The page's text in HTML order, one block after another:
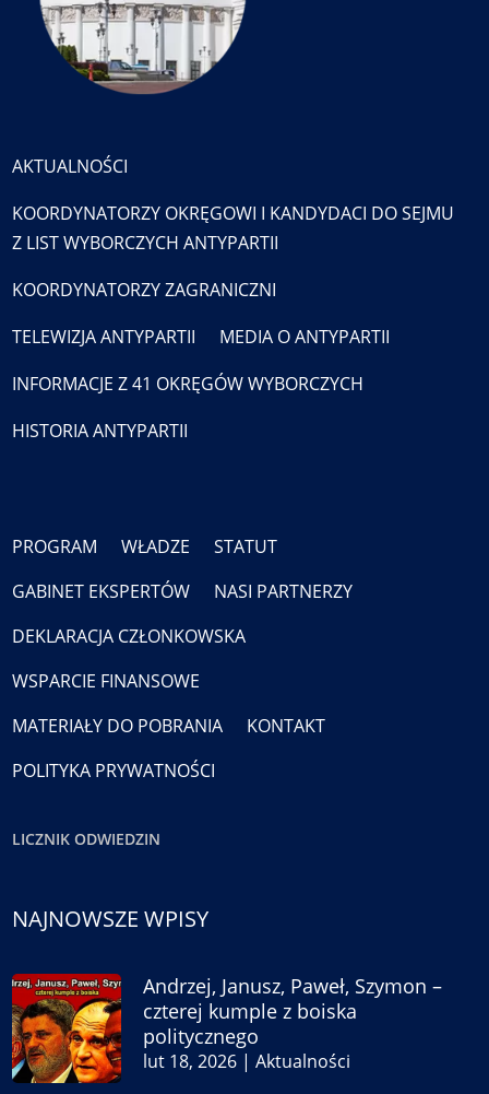
AKTUALNOŚCI
KOORDYNATORZY OKRĘGOWI I KANDYDACI DO SEJMU
Z LIST WYBORCZYCH ANTYPARTII
KOORDYNATORZY ZAGRANICZNI
TELEWIZJA ANTYPARTII
MEDIA O ANTYPARTII
INFORMACJE Z 41 OKRĘGÓW WYBORCZYCH
HISTORIA ANTYPARTII
PROGRAM WŁADZE
STATUT
GABINET EKSPERTÓW
NASI PARTNERZY
DEKLARACJA CZŁONKOWSKA
WSPARCIE FINANSOWE
MATERIAŁY DO POBRANIA
KONTAKT
POLITYKA PRYWATNOŚCI
LICZNIK ODWIEDZIN
NAJNOWSZE WPISY
Andrzej, Janusz, Paweł, Szymon –
czterej kumple z boiska
politycznego
lut 18, 2026 |Aktualności